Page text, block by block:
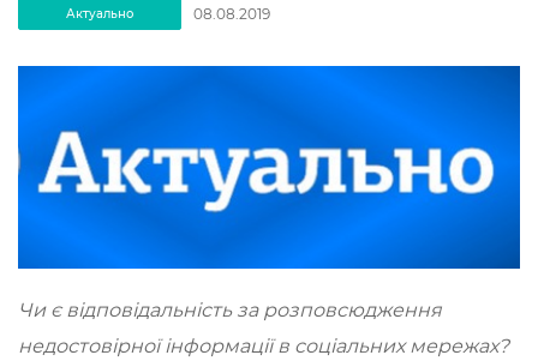
Актуально 08.08.2019
Чи є відповідальність за розповсюдження
недостовірної інформації в соціальних мережах?